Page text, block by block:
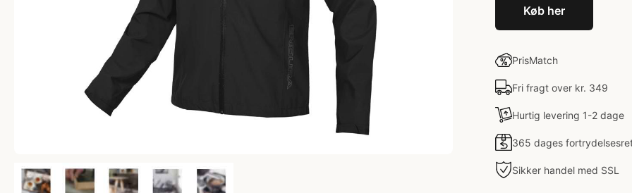
Køb her
PrisMatch
Fri fragt over kr. 349
Hurtig levering 1-2 dage
365 dages
Sikker handel med SSL